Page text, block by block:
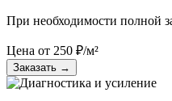
При необходимости полной
Цена от 250 ₽/м²
Заказать →